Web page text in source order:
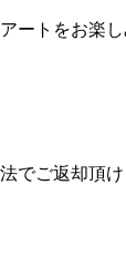
ートをお楽し
でご返却頂け